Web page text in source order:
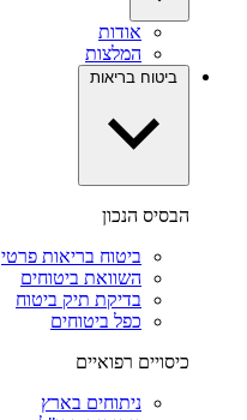
אודות
המלצות
ביטוח בריאות
הבסיס הנכון
ביטוח בריאות פרטי
השוואת ביטוחים
בדיקת תיק ביטוח
כפל ביטוחים
כיסויים רפואיים
ניתוחים בארץ